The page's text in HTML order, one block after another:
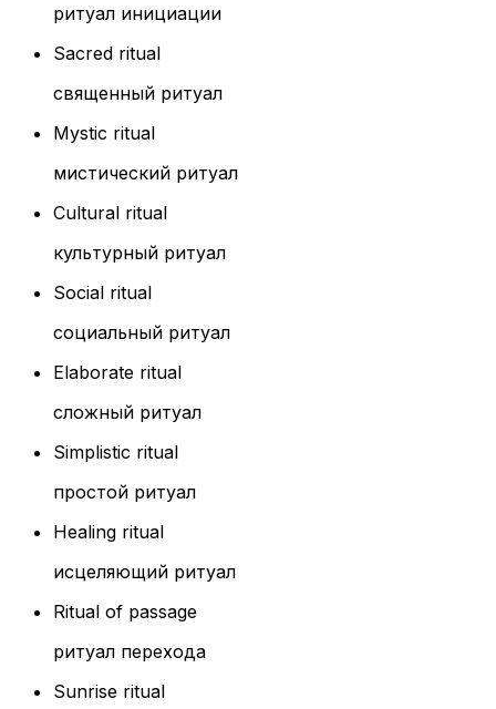
ритуал инициации
Sacred ritual
священный ритуал
Mystic ritual
мистический ритуал
Cultural ritual
культурный ритуал
Social ritual
социальный ритуал
Elaborate ritual
сложный ритуал
Simplistic ritual
простой ритуал
Healing ritual
исцеляющий ритуал
Ritual of passage
ритуал перехода
Sunrise ritual